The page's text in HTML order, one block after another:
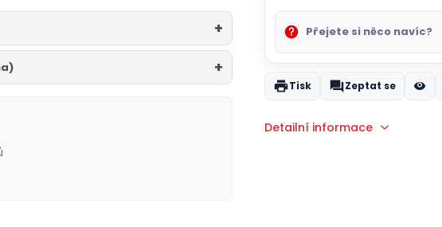
Přejete si něco navíc?
Tisk Zeptat se
Detailní informace